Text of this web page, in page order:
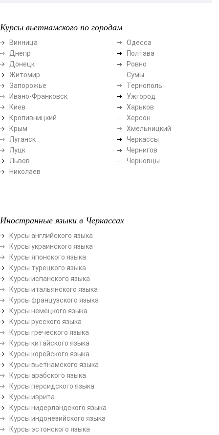
Курсы вьетнамского по городам
Винница
Днепр
Донецк
Житомир
Запорожье
Ивано-Франковск
Киев
Кропивницкий
Крым
Луганск
Луцк
Львов
Николаев
Одесса
Полтава
Ровно
Сумы
Тернополь
Ужгород
Харьков
Херсон
Хмельницкий
Черкассы
Чернигов
Черновцы
Иностранные языки в Черкассах
Курсы английского языка
Курсы украинского языка
Курсы японского языка
Курсы турецкого языка
Курсы испанского языка
Курсы итальянского языка
Курсы французского языка
Курсы немецкого языка
Курсы русского языка
Курсы греческого языка
Курсы китайского языка
Курсы корейского языка
Курсы вьетнамского языка
Курсы арабского языка
Курсы персидского языка
Курсы иврита
Курсы нидерландского языка
Курсы индонезийского языка
Курсы эстонского языка